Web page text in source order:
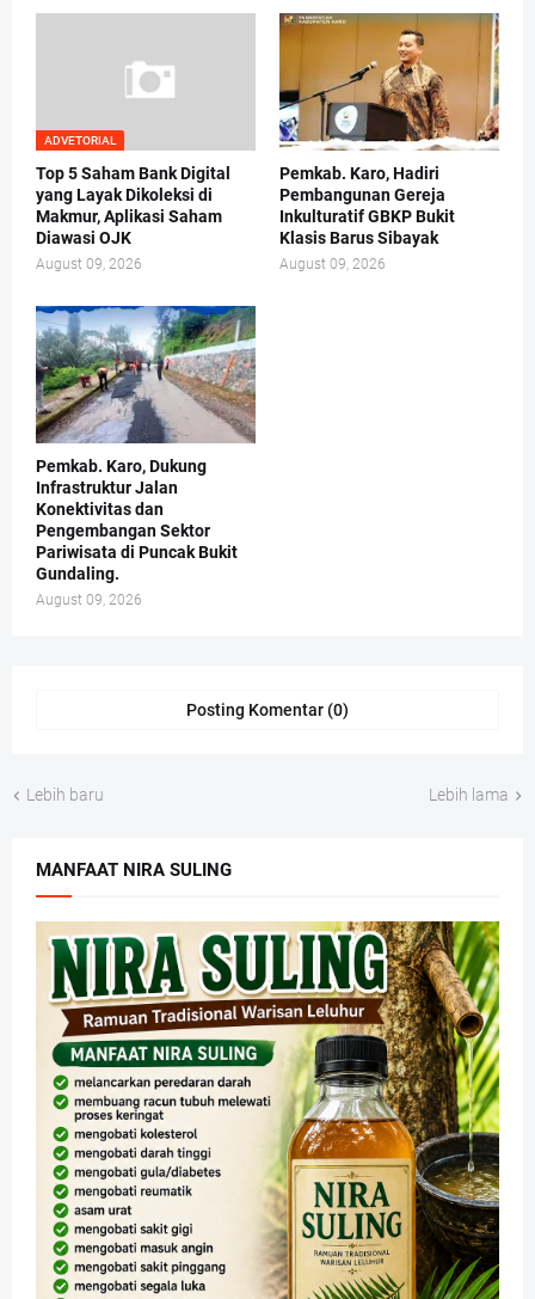
ADVETORIAL
Top 5 Saham Bank Digital
yang Layak Dikoleksi di
Makmur, Aplikasi Saham
Diawasi OJK
August 09, 2026
Pemkab. Karo, Hadiri
Pembangunan Gereja
Inkulturatif GBKP Bukit
Klasis Barus Sibayak
August 09, 2026
Pemkab. Karo, Dukung
Infrastruktur Jalan
Konektivitas dan
Pengembangan Sektor
Pariwisata di Puncak Bukit
Gundaling.
August 09, 2026
Posting Komentar (0)
Lebih baru Lebih lama
MANFAAT NIRA SULING